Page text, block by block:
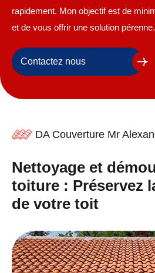
rapidement. Mon objectif est de
et de vous offrir une solution pérenne.
Contactez nous
DA Couverture Mr
Nettoyage et
toiture : Préservez
de votre toit